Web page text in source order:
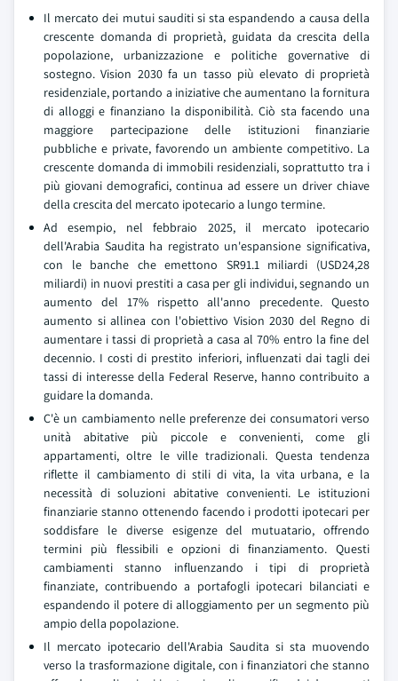
Il mercato dei mutui sauditi si sta espandendo a causa della
crescente domanda di proprietà, guidata da crescita della
popolazione, urbanizzazione e politiche governative di
sostegno. Vision 2030 fa un tasso più elevato di proprietà
residenziale, portando a iniziative che aumentano la fornitura
di alloggi e finanziano la disponibilità. Ciò sta facendo una
maggiore partecipazione delle istituzioni finanziarie
pubbliche e private, favorendo un ambiente competitivo. La
crescente domanda di immobili residenziali, soprattutto tra i
più giovani demografici, continua ad essere un driver chiave
della crescita del mercato ipotecario a lungo termine.
Ad esempio, nel febbraio 2025, il mercato ipotecario
dell'Arabia Saudita ha registrato un'espansione significativa,
con le banche che emettono SR91.1 miliardi (USD24,28
miliardi) in nuovi prestiti a casa per gli individui, segnando un
aumento del 17% rispetto all'anno precedente. Questo
aumento si allinea con l'obiettivo Vision 2030 del Regno di
aumentare i tassi di proprietà a casa al 70% entro la fine del
decennio. I costi di prestito inferiori, influenzati dai tagli dei
tassi di interesse della Federal Reserve, hanno contribuito a
guidare la domanda.
C'è un cambiamento nelle preferenze dei consumatori verso
unità abitative più piccole e convenienti, come gli
appartamenti, oltre le ville tradizionali. Questa tendenza
riflette il cambiamento di stili di vita, la vita urbana, e la
necessità di soluzioni abitative convenienti. Le istituzioni
finanziarie stanno ottenendo facendo i prodotti ipotecari per
soddisfare le diverse esigenze del mutuatario, offrendo
termini più flessibili e opzioni di finanziamento. Questi
cambiamenti stanno influenzando i tipi di proprietà
finanziate, contribuendo a portafogli ipotecari bilanciati e
espandendo il potere di alloggiamento per un segmento più
ampio della popolazione.
Il mercato ipotecario dell'Arabia Saudita si sta muovendo
verso la trasformazione digitale, con i finanziatori che stanno